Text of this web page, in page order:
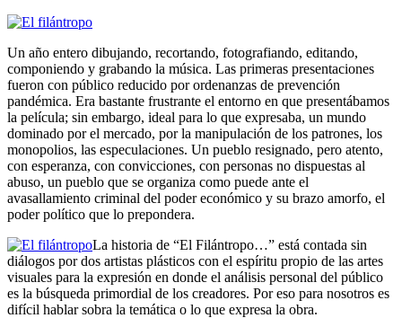
Un año entero dibujando, recortando, fotografiando, editando,
componiendo y grabando la música. Las primeras presentaciones
fueron con público reducido por ordenanzas de prevención
pandémica. Era bastante frustrante el entorno en que presentábamos
la película; sin embargo, ideal para lo que expresaba, un mundo
dominado por el mercado, por la manipulación de los patrones, los
monopolios, las especulaciones. Un pueblo resignado, pero atento,
con esperanza, con convicciones, con personas no dispuestas al
abuso, un pueblo que se organiza como puede ante el
avasallamiento criminal del poder económico y su brazo amorfo, el
poder político que lo prepondera.
La historia de “El Filántropo…” está contada sin
diálogos por dos artistas plásticos con el espíritu propio de las artes
visuales para la expresión en donde el análisis personal del público
es la búsqueda primordial de los creadores. Por eso para nosotros es
difícil hablar sobra la temática o lo que expresa la obra.